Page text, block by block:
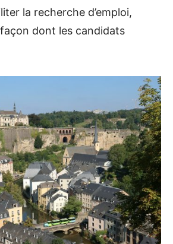
la recherche d’emploi,
dont les candidats